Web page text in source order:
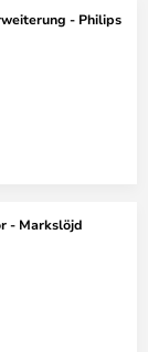
- Philips
- Markslöjd